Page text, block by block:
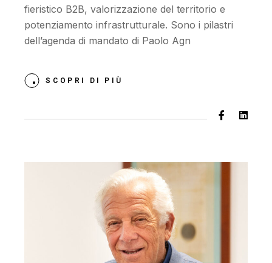
fieristico B2B, valorizzazione del territorio e
potenziamento infrastrutturale. Sono i pilastri
dell’agenda di mandato di Paolo Agn
SCOPRI DI PIÙ